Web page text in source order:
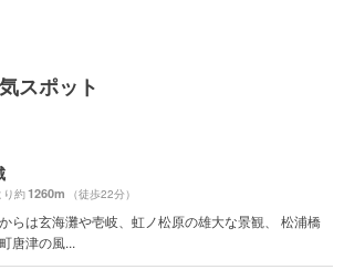
スポット
り約1260m （徒歩22分）
らは玄海灘や壱岐、虹ノ松原の雄大な景観、 松浦橋
唐津の風...